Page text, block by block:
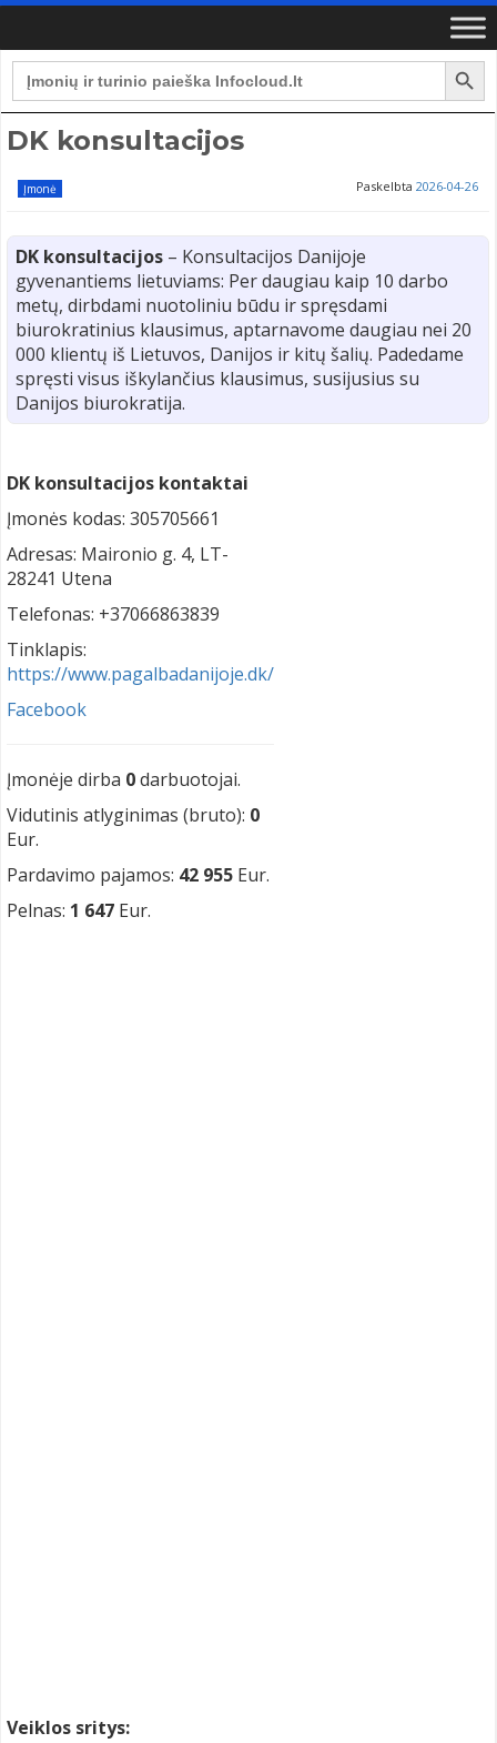
Search
for:
Search Button
DK konsultacijos
Įmonė Paskelbta 2026-04-26
DK konsultacijos – Konsultacijos Danijoje
gyvenantiems lietuviams: Per daugiau kaip 10 darbo
metų, dirbdami nuotoliniu būdu ir spręsdami
biurokratinius klausimus, aptarnavome daugiau nei 20
000 klientų iš Lietuvos, Danijos ir kitų šalių. Padedame
spręsti visus iškylančius klausimus, susijusius su
Danijos biurokratija.
DK konsultacijos kontaktai
Įmonės kodas: 305705661
Adresas: Maironio g. 4, LT-
28241 Utena
Telefonas: +37066863839
Tinklapis:
https://www.pagalbadanijoje.dk/
Facebook
Įmonėje dirba 0darbuotojai.
Vidutinis atlyginimas (bruto): 0
Eur.
Pardavimo pajamos: 42 955 Eur.
Pelnas: 1 647 Eur.
Veiklos sritys: